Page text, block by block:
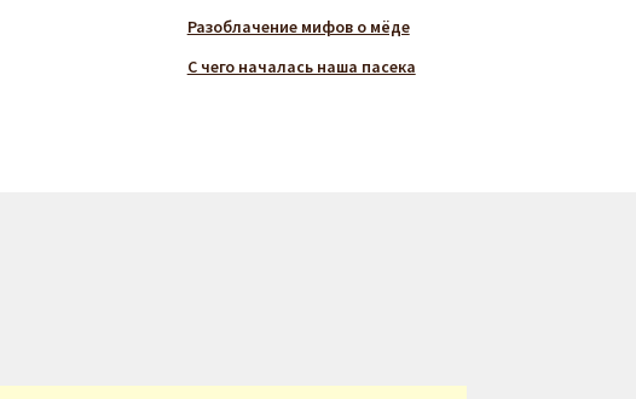
Разоблачение мифов о мёде
С чего началась наша пасека